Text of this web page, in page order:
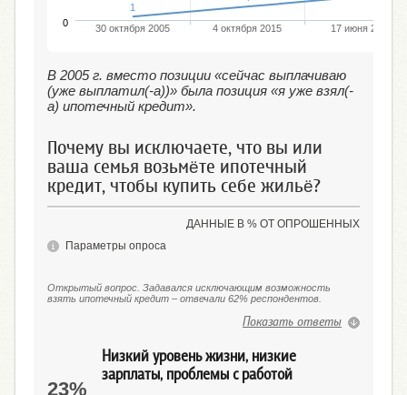
1
30 октября 2005 4 октября 2015 17 июня 2018
0
В 2005 г. вместо позиции «сейчас выплачиваю
(уже выплатил(-а))» была позиция «я уже взял(-
а) ипотечный кредит».
Почему вы исключаете, что вы или
ваша семья возьмёте ипотечный
кредит, чтобы купить себе жильё?
ДАННЫЕ В % ОТ ОПРОШЕННЫХ
Параметры опроса
Открытый вопрос. Задавался исключающим возможность
взять ипотечный кредит – отвечали 62% респондентов.
Показать ответы
Низкий уровень жизни, низкие
зарплаты, проблемы с работой
23%